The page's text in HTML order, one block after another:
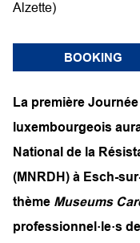
Alzette)
BOOKING
La première
luxembourgeois
National de la
(MNRDH) à Esch-
thème Museums
professionnel·le·s